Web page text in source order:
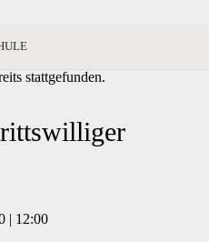
stattgefunden.
| 12:00